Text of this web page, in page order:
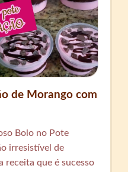
de Morango com
Bolo no Pote
irresistível de
receita que é sucesso